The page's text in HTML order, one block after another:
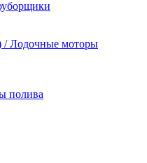
/ Лодочные моторы
полива